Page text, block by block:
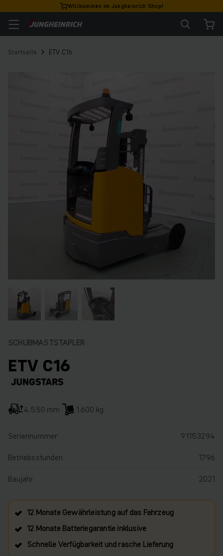
Willkommen im Jungheinrich Shop!
Startseite ETV C16
SCHUBMASTSTAPLER
ETV C16
4.550 mm 1.600 kg
Seriennummer
91153294
Betriebsstunden
1796
Baujahr
2021
12 Monate Gewährleistung auf das Fahrzeug
12 Monate Batteriegarantie inklusive
Schnelle Verfügbarkeit und rasche Lieferung